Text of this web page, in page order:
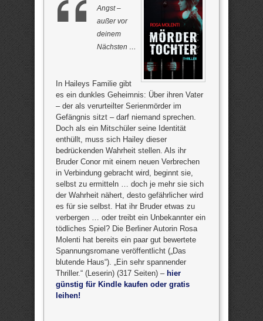
Angst –
außer vor
deinem
Nächsten …
In Haileys Familie gibt
es ein dunkles Geheimnis: Über ihren Vater
– der als verurteilter Serienmörder im
Gefängnis sitzt – darf niemand sprechen.
Doch als ein Mitschüler seine Identität
enthüllt, muss sich Hailey dieser
bedrückenden Wahrheit stellen. Als ihr
Bruder Conor mit einem neuen Verbrechen
in Verbindung gebracht wird, beginnt sie,
selbst zu ermitteln … doch je mehr sie sich
der Wahrheit nähert, desto gefährlicher wird
es für sie selbst. Hat ihr Bruder etwas zu
verbergen … oder treibt ein Unbekannter ein
tödliches Spiel? Die Berliner Autorin Rosa
Molenti hat bereits ein paar gut bewertete
Spannungsromane veröffentlicht („Das
blutende Haus“). „Ein sehr spannender
Thriller.“ (Leserin) (317 Seiten) – hier
günstig für Kindle kaufen oder gratis
leihen!